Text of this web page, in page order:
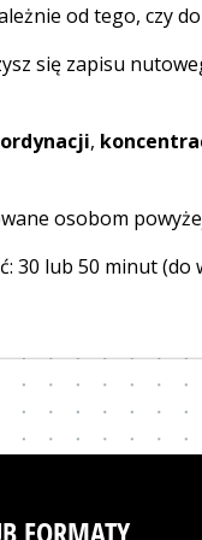
od tego, czy
się zapisu
,
osobom
30 lub 50 minut (do